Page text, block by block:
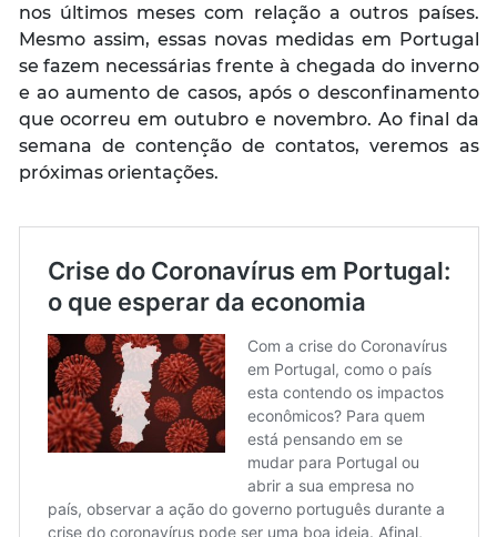
nos últimos meses com relação a outros países.
Mesmo assim, essas novas medidas em Portugal
se fazem necessárias frente à chegada do inverno
e ao aumento de casos, após o desconfinamento
que ocorreu em outubro e novembro. Ao final da
semana de contenção de contatos, veremos as
próximas orientações.